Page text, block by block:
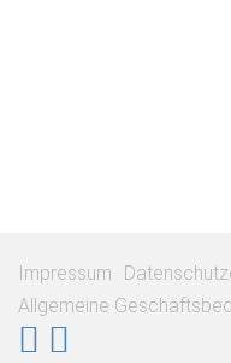
Impressum
Allgemeine